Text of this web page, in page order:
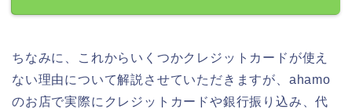
ちなみに、これからいくつかクレジットカードが使え
ない理由について解説させていただきますが、ahamo
のお店で実際にクレジットカードや銀行振り込み、代